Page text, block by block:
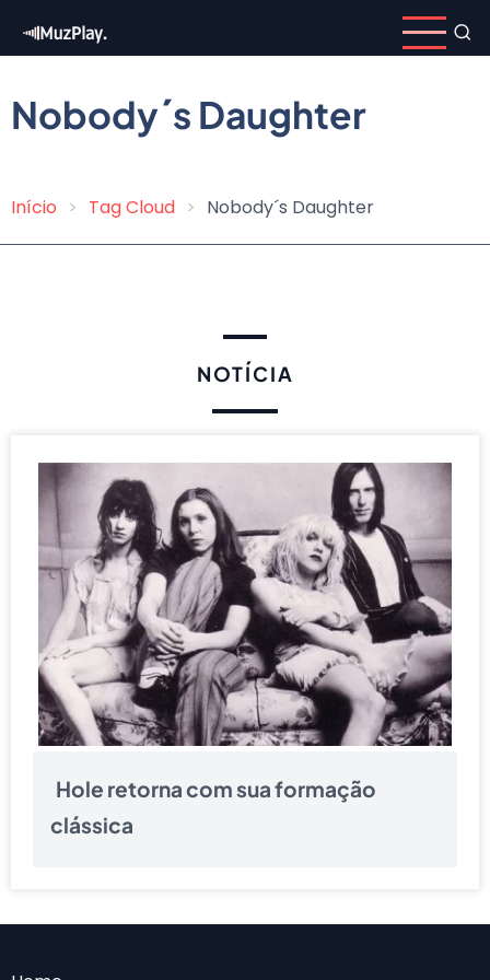
para
conteúdo
principal
Nobody´s Daughter
Trilha
Início Tag Cloud Nobody´s Daughter
NOTÍCIA
Hole retorna com sua formação
clássica